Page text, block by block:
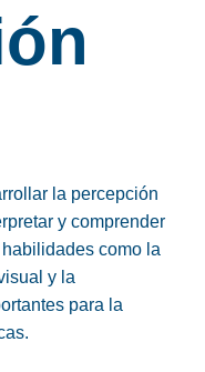
la percepción
y comprender
como la
y la
para la